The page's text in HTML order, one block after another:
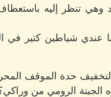
تنظر إليه باستعطاف
عندي شياطين كتير في
لتخفيف حدة الموقف
الجبنة الرومي من